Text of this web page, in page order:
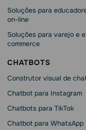
Soluções para
on-line
Soluções para varejo e
commerce
CHATBOTS
Construtor visual de
Chatbot para Instagram
Chatbots para TikTok
Chatbot para WhatsApp